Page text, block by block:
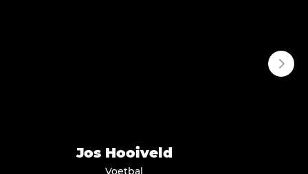
Jos Hooiveld
Voetbal